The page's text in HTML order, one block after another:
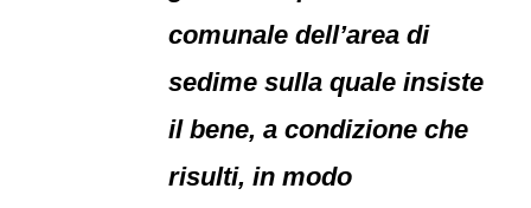
comunale dell’area di
sedime sulla quale insiste
il bene, a condizione che
risulti, in modo